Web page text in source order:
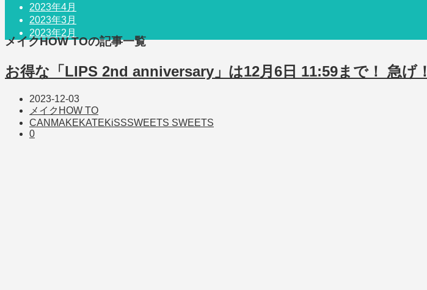
2023年4月
2023年3月
2023年2月
メイクHOW TOの記事一覧
お得な「LIPS 2nd anniversary」は12月6日 11:59まで！ 急げ！
2023-12-03
メイクHOW TO
CANMAKEKATEKiSSSWEETS SWEETS
0